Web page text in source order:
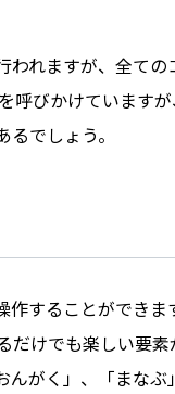
れますが、全て
呼びかけています
でしょう。
することができ
けでも楽しい要
がく」、「まな